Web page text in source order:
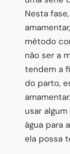
Nesta
método
não ser a
tendem a
do parto,
usar
água para
ela possa